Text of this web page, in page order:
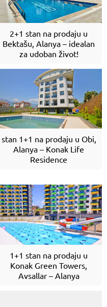
2+1 stan na prodaju u
Bektašu, Alanya – idealan
za udoban život!
stan 1+1 na prodaju u Obi,
Alanya – Konak Life
Residence
1+1 stan na prodaju u
Konak Green Towers,
Avsallar – Alanya